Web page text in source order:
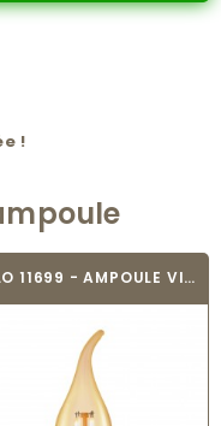
!
EGLO 11699 - AMPOULE VINTAGE LED - LED_E14